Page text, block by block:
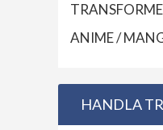
ANIME /
HANDLA